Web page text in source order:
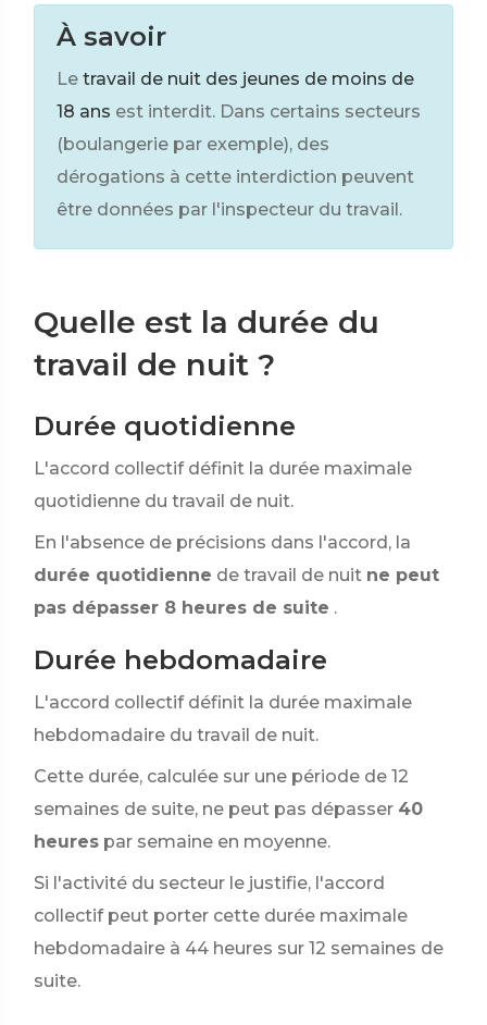
À savoir
Le travail de nuit des jeunes de moins de
18 ans est interdit. Dans certains secteurs
(boulangerie par exemple), des
dérogations à cette interdiction peuvent
être données par l'inspecteur du travail.
Quelle est la durée du
travail de nuit ?
Durée quotidienne
L'accord collectif définit la durée maximale
quotidienne du travail de nuit.
En l'absence de précisions dans l'accord, la
durée quotidienne de travail de nuit ne peut
pas dépasser 8 heures de suite .
Durée hebdomadaire
L'accord collectif définit la durée maximale
hebdomadaire du travail de nuit.
Cette durée, calculée sur une période de 12
semaines de suite, ne peut pas dépasser 40
heures par semaine en moyenne.
Si l'activité du secteur le justifie, l'accord
collectif peut porter cette durée maximale
hebdomadaire à 44 heures sur 12 semaines de
suite.